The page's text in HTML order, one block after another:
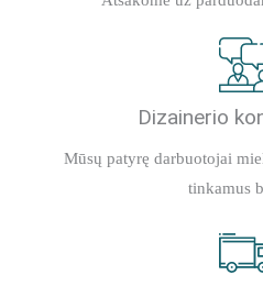
Dizainerio
Mūsų patyrę darbuotojai
tinkamus